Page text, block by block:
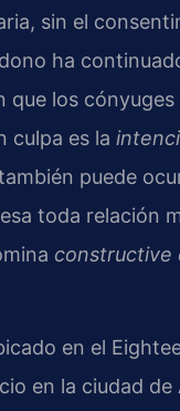
sin el
ha
que los
culpa es la
puede
toda relación
constructive
en el
en la ciudad